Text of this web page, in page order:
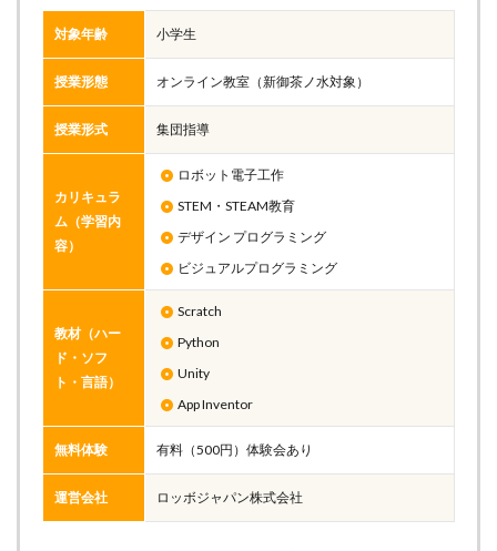
対象年齢 小学生
授業形態 オンライン教室（新御茶ノ水対象）
授業形式 集団指導
カリキュラ
ム（学習内
容）
ロボット電子工作
STEM・STEAM教育
デザイン プログラミング
ビジュアルプログラミング
教材（ハー
ド・ソフ
ト・言語）
Scratch
Python
Unity
App Inventor
無料体験 有料（500円）体験会あり
運営会社 ロッボジャパン株式会社